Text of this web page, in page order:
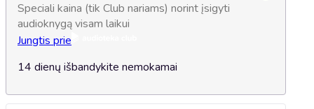
Speciali kaina (tik Club nariams) norint įsigyti
audioknygą visam laikui
Jungtis prie
14 dienų išbandykite nemokamai